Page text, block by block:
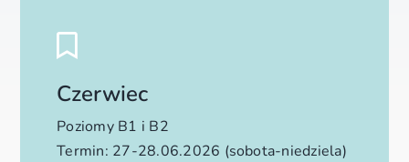
Czerwiec
Poziomy B1 i B2
Termin: 27-28.06.2026 (sobota-niedziela)